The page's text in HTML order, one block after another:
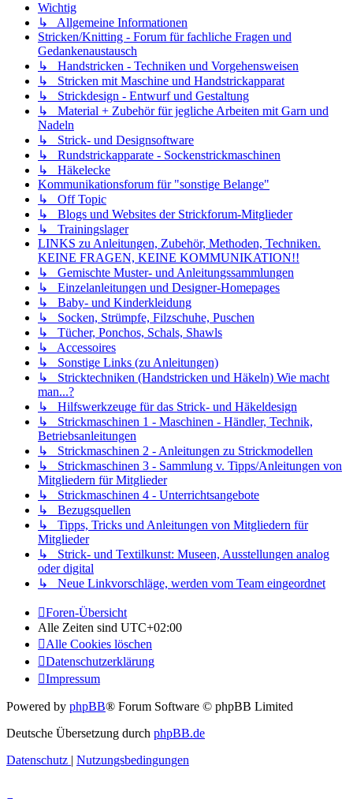
Wichtig
↳ Allgemeine Informationen
Stricken/Knitting - Forum für fachliche Fragen und
Gedankenaustausch
↳ Handstricken - Techniken und Vorgehensweisen
↳ Stricken mit Maschine und Handstrickapparat
↳ Strickdesign - Entwurf und Gestaltung
↳ Material + Zubehör für jegliche Arbeiten mit Garn und
Nadeln
↳ Strick- und Designsoftware
↳ Rundstrickapparate - Sockenstrickmaschinen
↳ Häkelecke
Kommunikationsforum für "sonstige Belange"
↳ Off Topic
↳ Blogs und Websites der Strickforum-Mitglieder
↳ Trainingslager
LINKS zu Anleitungen, Zubehör, Methoden, Techniken.
KEINE FRAGEN, KEINE KOMMUNIKATION!!
↳ Gemischte Muster- und Anleitungssammlungen
↳ Einzelanleitungen und Designer-Homepages
↳ Baby- und Kinderkleidung
↳ Socken, Strümpfe, Filzschuhe, Puschen
↳ Tücher, Ponchos, Schals, Shawls
↳ Accessoires
↳ Sonstige Links (zu Anleitungen)
↳ Stricktechniken (Handstricken und Häkeln) Wie macht
man...?
↳ Hilfswerkzeuge für das Strick- und Häkeldesign
↳ Strickmaschinen 1 - Maschinen - Händler, Technik,
Betriebsanleitungen
↳ Strickmaschinen 2 - Anleitungen zu Strickmodellen
↳ Strickmaschinen 3 - Sammlung v. Tipps/Anleitungen von
Mitgliedern für Mitglieder
↳ Strickmaschinen 4 - Unterrichtsangebote
↳ Bezugsquellen
↳ Tipps, Tricks und Anleitungen von Mitgliedern für
Mitglieder
↳ Strick- und Textilkunst: Museen, Ausstellungen analog
oder digital
↳ Neue Linkvorschläge, werden vom Team eingeordnet
Foren-Übersicht
Alle Zeiten sind UTC+02:00
Alle Cookies löschen
Datenschutzerklärung
Impressum
Powered by phpBB® Forum Software © phpBB Limited
Deutsche Übersetzung durch phpBB.de
Datenschutz
Nutzungsbedingungen